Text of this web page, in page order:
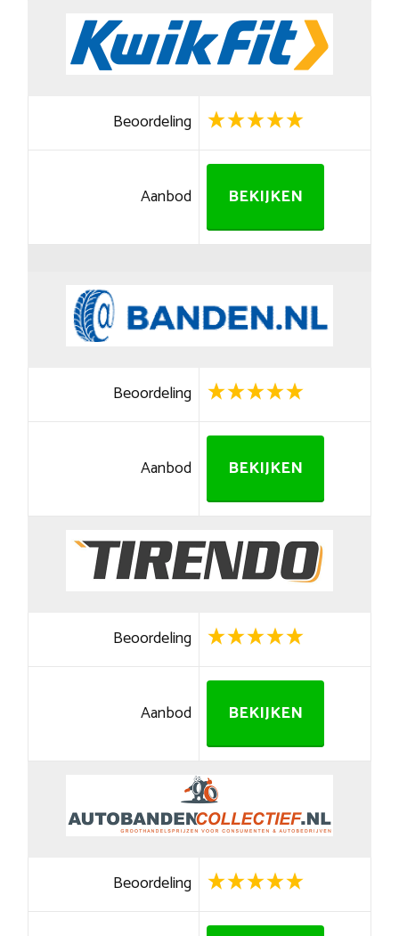
Beoordeling
Aanbod BEKIJKEN
Beoordeling
Aanbod BEKIJKEN
Beoordeling
Aanbod BEKIJKEN
Beoordeling